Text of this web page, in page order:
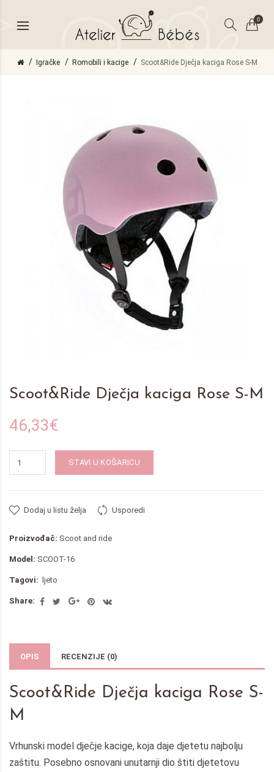
0
Igračke Romobili i kacige Scoot&Ride Dječja kaciga Rose S-M
Scoot&Ride Dječja kaciga Rose S-M
46,33€
STAVI U KOŠARICU
Dodaj u listu želja Usporedi
Proizvođač: Scoot and ride
Model: SCOOT-16
Tagovi: ljeto
Share:
OPIS RECENZIJE (0)
Scoot&Ride Dječja kaciga Rose S-
M
Vrhunski model dječje kacige, koja daje djetetu najbolju
zaštitu. Posebno osnovani unutarnji dio štiti djetetovu